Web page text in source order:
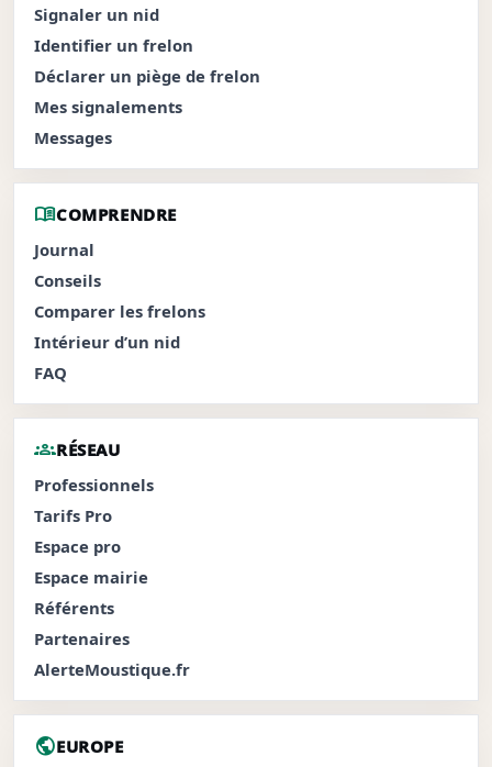
Signaler un nid
Identifier un frelon
Déclarer un piège de frelon
Mes signalements
Messages
menu_bookCOMPRENDRE
Journal
Conseils
Comparer les frelons
Intérieur d’un nid
FAQ
groupsRÉSEAU
Professionnels
Tarifs Pro
Espace pro
Espace mairie
Référents
Partenaires
AlerteMoustique.fr
publicEUROPE